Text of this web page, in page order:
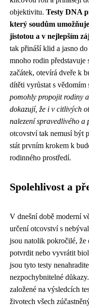
objektivitu. Testy DNA
který soudům
jistotou a v nejlepším
tak přináší klid a jasno
mnoho rodin
začátek, otevírá dveře k
dítěti vyrůstat s vědomím
pomohly propojit rodiny
dokazují, že i v citlivých
nalezení spravedlivého a
otcovství tak nemusí být
stát prvním krokem k
rodinného prostředí.
Spolehlivost a
V dnešní době moderní
určení otcovství s
jsou natolik pokročilé, že
potvrdit nebo vyvrátit
jsou tyto testy
nezpochybnitelné
založené na výsledcích
životech všech